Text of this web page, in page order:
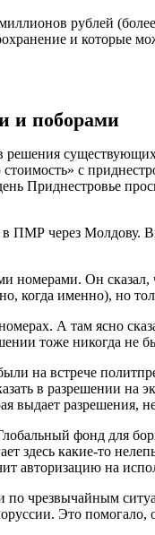
рублей
и которые
и поборами
с
Приднестровье
ПМР через Молдову.
Он сказал,
когда именно), но
А там ясно
тоже никогда не
на встрече
в разрешении на
выдает разрешения,
фонд для
здесь какие-то
авторизацию на
чрезвычайным
Это